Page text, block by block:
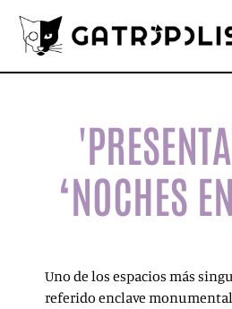
‘NOCHES
Uno de los espacios más
referido enclave